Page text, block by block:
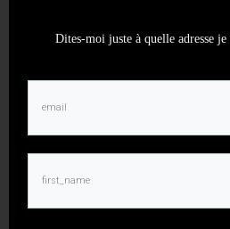
aléas de la musique
Les erreurs et confusions
des quintes
Dites-moi juste à quelle adresse je